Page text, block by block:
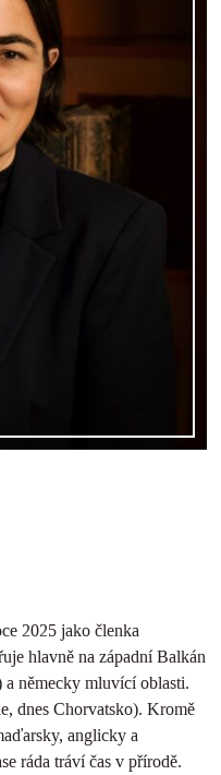
2025 jako členka
hlavně na západní Balkán
a německy mluvící oblasti.
dnes Chorvatsko). Kromě
anglicky a
ráda tráví čas v přírodě.